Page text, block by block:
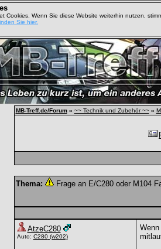
Cookies. Wenn Sie diese Website weiterhin nutzen,
Sie hier.
MB-Treff.de/Forum » ~~ Technik und Zubehör ~~ »
Thema: Frage an E/C280 oder M104
AtzeC280
Auto: C280(w202)